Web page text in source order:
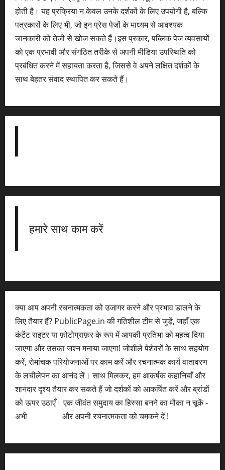
होती है। यह प्रक्रिया न केवल उनके दर्शकों के लिए उपयोगी है, बल्कि
पत्रकारों के लिए भी, जो इन प्रेस पेजों के माध्यम से आवश्यक
जानकारी को तेजी से खोज सकते हैं।इस प्रकार, पब्लिक पेज व्यवसायों
को एक प्रभावी और संगठित तरीके से अपनी मीडिया उपस्थिति को
प्रबंधित करने में सहायता करता है, जिससे वे अपने लक्षित दर्शकों के
साथ बेहतर संवाद स्थापित कर सकते हैं।
हमारे साथ काम करें
क्या आप अपनी रचनात्मकता को उजागर करने और प्रभाव डालने के
लिए तैयार हैं? PublicPage.in की गतिशील टीम से जुड़ें, जहाँ एक
कंटेंट राइटर या फ़ोटोग्राफ़र के रूप में आपकी प्रतिभा को महत्व दिया
जाएगा और उसका जश्न मनाया जाएगा! जोशीले पेशेवरों के साथ सहयोग
करें, रोमांचक परियोजनाओं पर काम करें और रचनात्मक कार्य वातावरण
के लचीलेपन का आनंद लें। साथ मिलकर, हम आकर्षक कहानियाँ और
शानदार दृश्य तैयार कर सकते हैं जो दर्शकों को आकर्षित करें और ब्रांडों
को ऊपर उठाएँ। एक जीवंत समुदाय का हिस्सा बनने का मौका न चूकें -
अभी
और अपनी रचनात्मकता को चमकने दें !